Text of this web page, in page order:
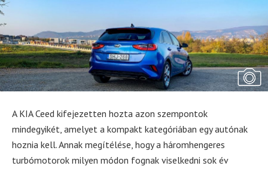
A KIA Ceed kifejezetten hozta azon szempontok
mindegyikét, amelyet a kompakt kategóriában egy autónak
hoznia kell. Annak megítélése, hogy a háromhengeres
turbómotorok milyen módon fognak viselkedni sok év